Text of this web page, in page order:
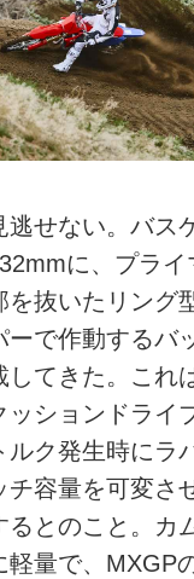
逃せない。バス
に、プラ
抜いたリング
ーで作動するバ
してきた。これ
ッションドライ
ルク発生時にラ
チ容量を可変さ
るとのこと。カ
軽量で、MXGP